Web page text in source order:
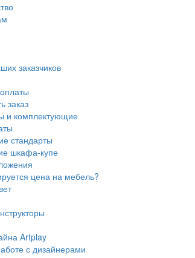
заказчиков
заказ
и комплектующие
стандарты
шкафа-купе
цена на мебель?
Artplay
с дизайнерами